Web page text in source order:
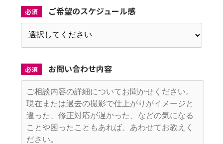
必須 ご希望のスケジュール感
必須 お問い合わせ内容